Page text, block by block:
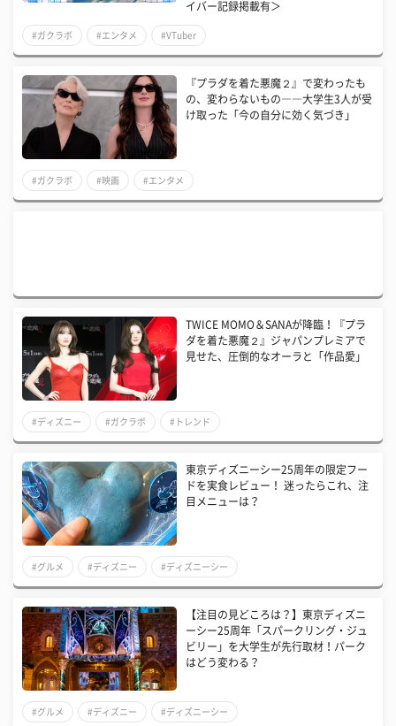
イバー記録掲載有＞
#ガクラボ #エンタメ #VTuber
『プラダを着た悪魔２』で変わったも
の、変わらないもの――大学生3人が受
け取った「今の自分に効く気づき」
#ガクラボ #映画 #エンタメ
TWICE MOMO＆SANAが降臨！『プラ
ダを着た悪魔２』ジャパンプレミアで
見せた、圧倒的なオーラと「作品愛」
#ディズニー #ガクラボ #トレンド
東京ディズニーシー25周年の限定フー
ドを実食レビュー！ 迷ったらこれ、注
目メニューは？
#グルメ #ディズニー #ディズニーシー
【注目の見どころは？】東京ディズニ
ーシー25周年「スパークリング・ジュ
ビリー」を大学生が先行取材！パーク
はどう変わる？
#グルメ #ディズニー #ディズニーシー